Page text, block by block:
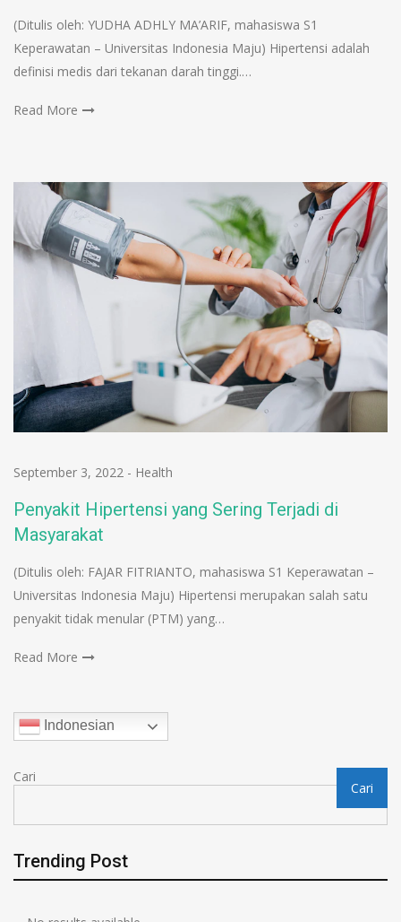
(Ditulis oleh: YUDHA ADHLY MA’ARIF, mahasiswa S1
Keperawatan – Universitas Indonesia Maju) Hipertensi adalah
definisi medis dari tekanan darah tinggi.…
Read More
September 3, 2022 - Health
Penyakit Hipertensi yang Sering Terjadi di
Masyarakat
(Ditulis oleh: FAJAR FITRIANTO, mahasiswa S1 Keperawatan –
Universitas Indonesia Maju) Hipertensi merupakan salah satu
penyakit tidak menular (PTM) yang…
Read More
Indonesian
Cari
Cari
Trending Post